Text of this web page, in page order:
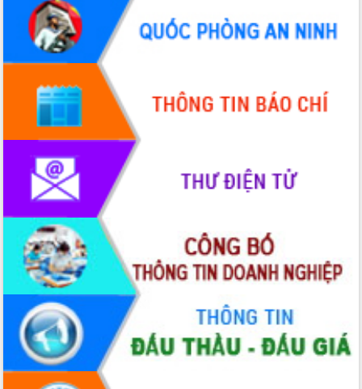
Đắk Lắk sơ kết 4 năm triển khai thực
hiện Đề án 06 của Chính phủ
Họp báo thông tin về Hội nghị Công bố
Quy hoạch và Xúc tiến đầu tư tỉnh Đắk
Khơi thông điểm nghẽn, đẩy nhanh
giải ngân vốn khắc phục thiên tai
HĐND tỉnh thông qua điều chỉnh Quy
hoạch tỉnh thời kỳ 2021-2030
Hội thảo góp ý hồ sơ điều chỉnh quy
hoạch tỉnh Đắk Lắk thời kỳ 2021-2030,
tầm nhìn đến năm 2050
Nâng cao hiệu quả hoạt động của các
doanh nghiệp nhà nước
Hội nghị triển khai kết nối mạng
truyền số liệu chuyên dùng phục vụ cơ
quan Đảng, Nhà nước
Lễ phát động chuỗi hoạt động chung
tay làm sạch môi trường
Xã Ea Kar bước chuyển mình trong
công tác cải cách hành chính mô hình